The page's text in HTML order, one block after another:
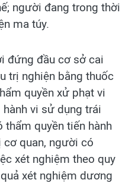
người đang trong thời
ma túy.
đứng đầu cơ sở cai
trị nghiện bằng thuốc
quyền xử phạt vi
vi sử dụng trái
quyền tiến hành
cơ quan, người có
xét nghiệm theo quy
xét nghiệm dương